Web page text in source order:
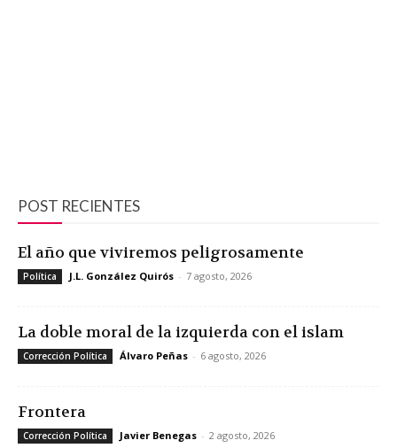
POST RECIENTES
El año que viviremos peligrosamente
Política J.L. González Quirós - 7 agosto, 2026
La doble moral de la izquierda con el islam
Corrección Política Álvaro Peñas - 6 agosto, 2026
Frontera
Corrección Política Javier Benegas - 2 agosto, 2026